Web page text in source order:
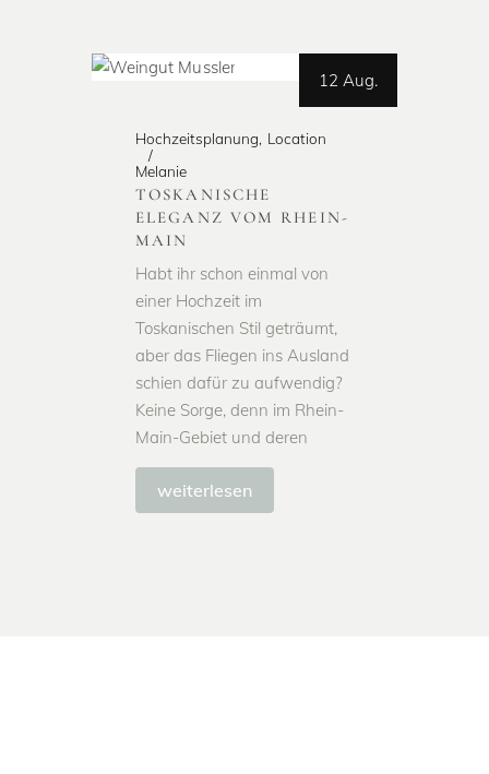
12 Aug.
Hochzeitsplanung Location
Melanie
TOSKANISCHE
ELEGANZ VOM RHEIN-
MAIN
Habt ihr schon einmal von
einer Hochzeit im
Toskanischen Stil geträumt,
aber das Fliegen ins Ausland
schien dafür zu aufwendig?
Keine Sorge, denn im Rhein-
Main-Gebiet und deren
weiterlesen